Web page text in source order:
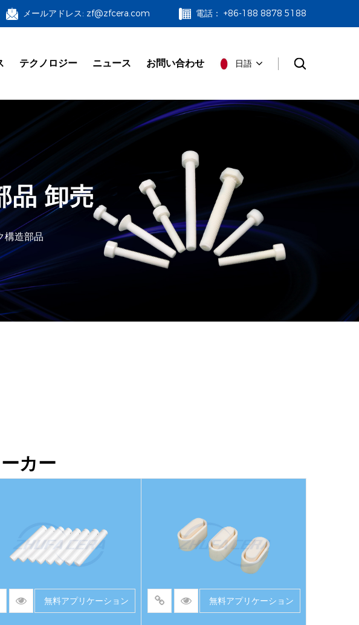
メールアドレス: zf@zfcera.com 電話： +86-188 8878 5188
テクノロジー ニュース お問い合わせ 日語
品 卸売
構造部品
カー
無料アプリケーション 無料アプリケーション